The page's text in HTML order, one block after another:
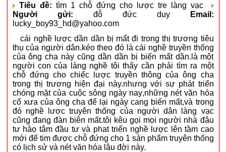
Tiêu đề: tìm 1 chỗ đứng cho lược tre làng vạc
Người gửi: đỗ đức duy
Email:
lucky_boy93_hd@yahoo.com
cái nghề lược dần dần bị mất đi trong thị trương tiêu
thụ của người dân.kéo theo đó là cái nghề truyền thống
của ông cha này cũng dần dần bị biến mất dần.là một
người con của làng nghề tôi thấy cần phải tìm ra một
chỗ đứng cho chiếc lược truyền thông của ông cha
trong thị trương hiện đại này.nhưng với sự phát triển
chóng mặt của cuộc sông ngày nay,những nét văn hóa
cổ xưa của ông cha để lại ngày cang biến mất,và trong
đó nghề lươc truyên thống của người dân làng vạc
cũng đang đàn biên mất.tôi kêu gọi mọi người nhà đâu
tư hảo tâm đầu tư và phat triển nghề lược lên tầm cao
mới để tim được chỗ đứng cho 1 sản phẩm truyên thống
có lịch sử và nét văn hóa lâu đời này.